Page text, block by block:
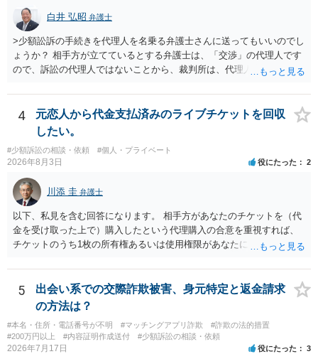
白井 弘昭 弁護士
>少額訟訴の手続きを代理人を名乗る弁護士さんに送ってもいいのでし
ょうか？ 相手方が立てているとする弁護士は、「交渉」の代理人です
ので、訴訟の代理人ではないことから、裁判所は、代理人宛ての訴状
ている場合は、相手方（被告）の住所で訴状を作成提出し、裁判所に
代理人が就いていたことを知らせると（訴状の記載内容から明らかな
場合も）、裁判所が当該代理人弁護士に事前連絡し、引き続き訴訟も
受任するかを聞いたうえで、受任の意志が明らかになったところで、
直接被告に送達するのではなく、代理人に訴状の受領を促すこともあ
ります。 ラインのやり取りでしか証拠がないと、実際の本人性が明ら
かではありません。もちろん弁護士（２０万円の請求で代理人弁護士
に委任するかも疑わしいのですが）も住所は明らかにしないでしょ
う。 何か本人を示す事実（振込先などの情報）から、相手の住所等の
情報を割り出していくしかないように思えます。 以上、ご参考まで。
4
元恋人から代金支払済みのライブチケットを回収
したい。
#少額訴訟の相談・依頼 #個人・プライベート
2026年8月3日 役にたった 2
川添 圭 弁護士
以下、私見を含む回答になります。 相手方があなたのチケットを（代
金を受け取った上で）購入したという代理購入の合意を重視すれば、
チケットのうち1枚の所有権あるいは使用権限があなたにあり、チケッ
す。 一方、このチケット購入には「相手方と一緒に行く」という合意
も付随していたことを無視することができません。こちらを重視すれ
ば、交際を終了させたことにより「一緒に行く」という結果の実現に
重大な障害が発生しており、当然にチケットを引き渡すべきといえる
かは微妙であり、むしろ返金すべきとするのが当事者の合理的意思に
合致するのではないか、という判断に傾くことになると思います。 例
5
出会い系での交際詐欺被害、身元特定と返金請求
の方法は？
#本名・住所・電話番号が不明 #マッチングアプリ詐欺
#詐欺の法的措置
#200万円以上
#内容証明作成送付 #少額訴訟の相談・依頼
2026年7月17日 役にたった 3